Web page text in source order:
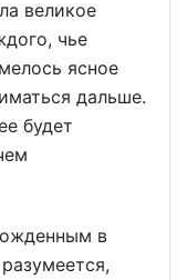
великое
чье
ясное
дальше.
будет
в